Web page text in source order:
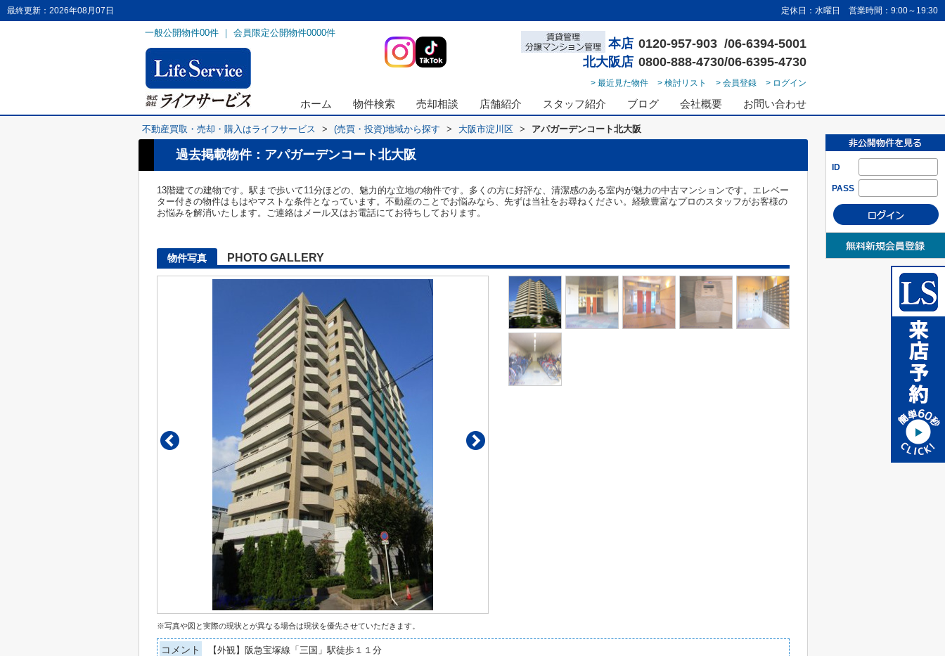
最終更新：2026年08月07日 定休日：水曜日 営業時間：9:00～19:30
一般公開物件00件 ｜ 会員限定公開物件0000件
本店 0120-957-903 /06-6394-5001
北大阪店 0800-888-4730/06-6395-4730
> 最近見た物件 > 検討リスト > 会員登録 > ログイン
ホーム 物件検索 売却相談 店舗紹介 スタッフ紹介 ブログ 会社概要 お問い合わせ
ID
PASS
不動産買取・売却・購入はライフサービス > (売買・投資)地域から探す > 大阪市淀川区 > アパガーデンコート北大阪
過去掲載物件：アパガーデンコート北大阪
13階建ての建物です。駅まで歩いて11分ほどの、魅力的な立地の物件です。多くの方に好評な、清潔感のある室内が魅力の中古マンションです。エレベー
ター付きの物件はもはやマストな条件となっています。不動産のことでお悩みなら、先ずは当社をお尋ねください。経験豊富なプロのスタッフがお客様の
お悩みを解消いたします。ご連絡はメール又はお電話にてお待ちしております。
物件写真 PHOTO GALLERY
※写真や図と実際の現状とが異なる場合は現状を優先させていただきます。
コメント 【外観】阪急宝塚線「三国」駅徒歩１１分